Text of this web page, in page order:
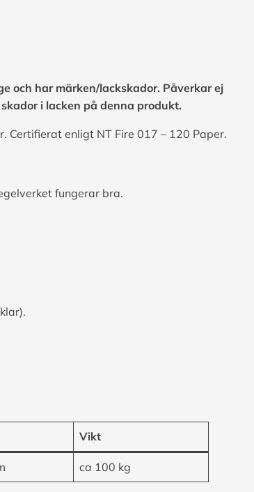
och har märken/lackskador. Påverkar ej
i lacken på denna produkt.
enligt NT Fire 017 – 120 Paper.
fungerar bra.
Vikt
ca 100 kg